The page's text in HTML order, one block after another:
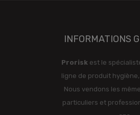
INFORMATIONS
Proriskest le
ligne de produit
Nous vendons les
particuliers et